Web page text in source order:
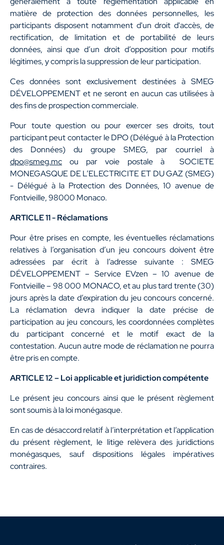
matière de protection des données personnelles, les
participants disposent notamment d'un droit d'accès, de
rectification, de limitation et de portabilité de leurs
données, ainsi que d’un droit d’opposition pour motifs
légitimes, y compris la suppression de leur participation.
Ces données sont exclusivement destinées à SMEG
DÉVELOPPEMENT et ne seront en aucun cas utilisées à
des fins de prospection commerciale.
Pour toute question ou pour exercer ses droits, tout
participant peut contacter le DPO (Délégué à la Protection
des Données) du groupe SMEG, par courriel à
dpo@smeg.mc ou par voie postale à SOCIETE
MONEGASQUE DE L’ELECTRICITE ET DU GAZ (SMEG)
- Délégué à la Protection des Données, 10 avenue de
Fontvieille, 98000 Monaco.
ARTICLE 11 - Réclamations
Pour être prises en compte, les éventuelles réclamations
relatives à l’organisation d’un jeu concours doivent être
adressées par écrit à l’adresse suivante : SMEG
DÉVELOPPEMENT – Service EVzen – 10 avenue de
Fontvieille – 98 000 MONACO, et au plus tard trente (30)
jours après la date d’expiration du jeu concours concerné.
La réclamation devra indiquer la date précise de
participation au jeu concours, les coordonnées complètes
du participant concerné et le motif exact de la
contestation. Aucun autre mode de réclamation ne pourra
être pris en compte.
ARTICLE 12 – Loi applicable et juridiction compétente
Le présent jeu concours ainsi que le présent règlement
sont soumis à la loi monégasque.
En cas de désaccord relatif à l’interprétation et l’application
du présent règlement, le litige relèvera des juridictions
monégasques, sauf dispositions légales impératives
contraires.